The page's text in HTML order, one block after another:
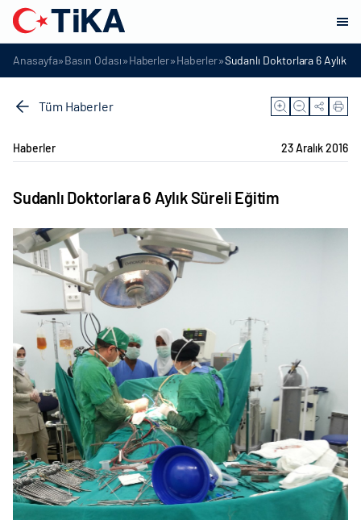
Anasayfa»Basın Odası»Haberler»Haberler»Sudanlı Doktorlara 6 Aylık
Tüm Haberler
Haberler 23 Aralık 2016
Sudanlı Doktorlara 6 Aylık Süreli Eğitim